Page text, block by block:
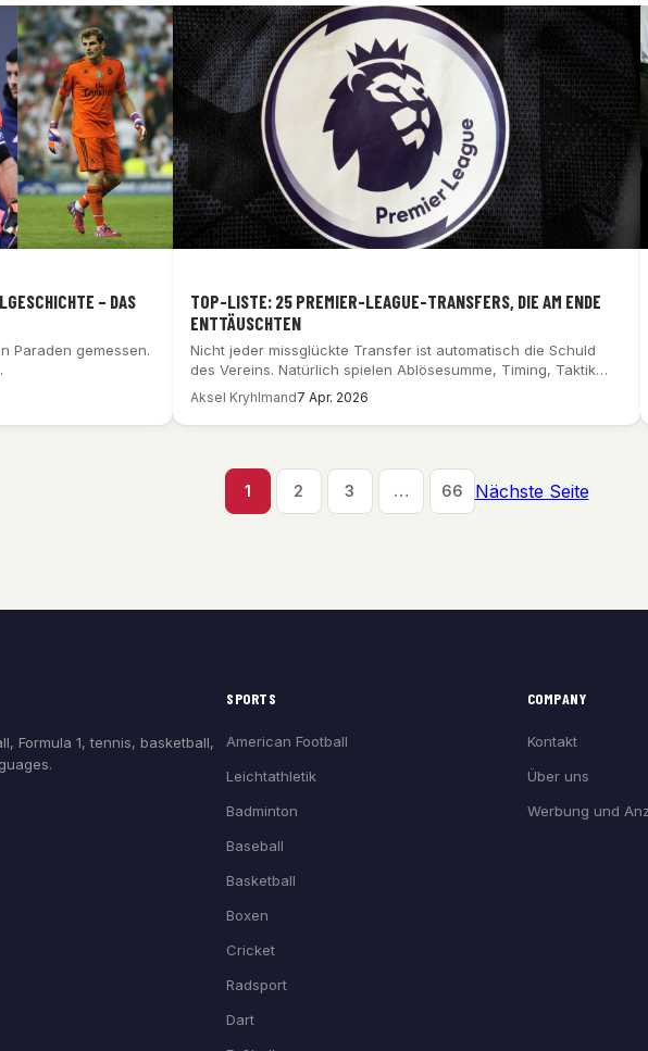
– DAS R
Paraden gemessen.
TOP-LISTE: 25 PREMIER-LEAGUE-TRANSFERS, DIE AM ENDE
ENTTÄUSCHTEN
Nicht jeder missglückte Transfer ist automatisch die Schuld
des Vereins. Natürlich spielen Ablösesumme, Timing, Taktik…
Aksel Kryhlmand7 Apr. 2026
1 2 3 … 66 Nächste Seite
Formula 1, tennis, basketball,
SPORTS
American Football
Leichtathletik
Badminton
Baseball
Basketball
Boxen
Cricket
Radsport
Dart
COMPANY
Kontakt
Über uns
Werbung und